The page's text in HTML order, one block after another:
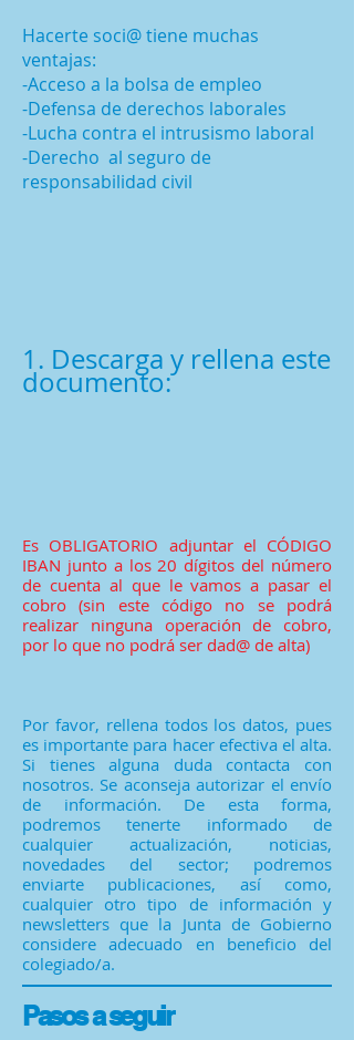
Hacerte soci@ tiene muchas
ventajas:
-Acceso a la bolsa de empleo
-Defensa de derechos laborales
-Lucha contra el intrusismo laboral
-Derecho al seguro de
responsabilidad civil
1. Descarga y rellena este
documento:
Es OBLIGATORIO adjuntar el CÓDIGO
IBAN junto a los 20 dígitos del número
de cuenta al que le vamos a pasar el
cobro (sin este código no se podrá
realizar ninguna operación de cobro,
por lo que no podrá ser dad@ de alta)
Por favor, rellena todos los datos, pues
es importante para hacer efectiva el alta.
Si tienes alguna duda contacta con
nosotros. Se aconseja autorizar el envío
de información. De esta forma,
podremos tenerte informado de
cualquier actualización, noticias,
novedades del sector; podremos
enviarte publicaciones, así como,
cualquier otro tipo de información y
newsletters que la Junta de Gobierno
considere adecuado en beneficio del
colegiado/a.
Pasos a seguir